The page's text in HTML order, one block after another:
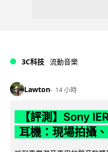
3C科技 流動音樂
Lawton 14 小時
【評測】Sony
耳機：現場拍攝